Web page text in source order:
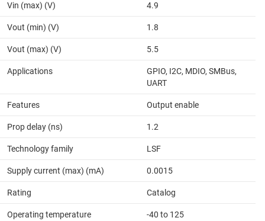
Vin (max) (V) 4.9
Vout (min) (V) 1.8
Vout (max) (V) 5.5
Applications
GPIO, I2C, MDIO, SMBus,
UART
Features Output enable
Prop delay (ns) 1.2
Technology family LSF
Supply current (max) (mA) 0.0015
Rating Catalog
Operating temperature
-40 to 125